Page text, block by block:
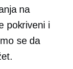
na
pokriveni i
se da